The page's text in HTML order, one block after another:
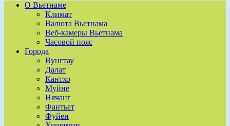
О Вьетнаме
Климат
Валюта Вьетнама
Веб-камеры Вьетнама
Часовой пояс
Города
Вунгтау
Далат
Кантхо
Муйне
Нячанг
Фантьет
Фуйен